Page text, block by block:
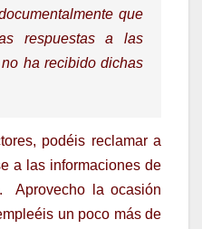
que
respuestas a las
ha recibido dichas
podéis reclamar a
a las informaciones de
. Aprovecho la ocasión
un poco más de